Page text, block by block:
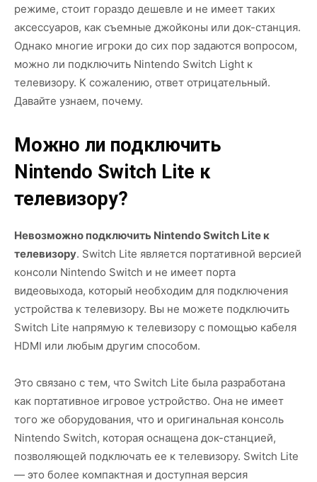
режиме, стоит гораздо дешевле и не имеет таких
аксессуаров, как съемные джойконы или док-станция.
Однако многие игроки до сих пор задаются вопросом,
можно ли подключить Nintendo Switch Light к
телевизору. К сожалению, ответ отрицательный.
Давайте узнаем, почему.
Можно ли подключить
Nintendo Switch Lite к
телевизору?
Невозможно подключить Nintendo Switch Lite к
телевизору. Switch Lite является портативной версией
консоли Nintendo Switch и не имеет порта
видеовыхода, который необходим для подключения
устройства к телевизору. Вы не можете подключить
Switch Lite напрямую к телевизору с помощью кабеля
HDMI или любым другим способом.
Это связано с тем, что Switch Lite была разработана
как портативное игровое устройство. Она не имеет
того же оборудования, что и оригинальная консоль
Nintendo Switch, которая оснащена док-станцией,
позволяющей подключать ее к телевизору. Switch Lite
— это более компактная и доступная версия